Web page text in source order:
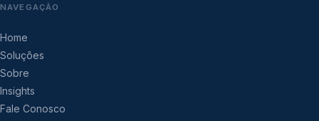
NAVEGAÇÃO
Home
Soluções
Sobre
Insights
Fale Conosco